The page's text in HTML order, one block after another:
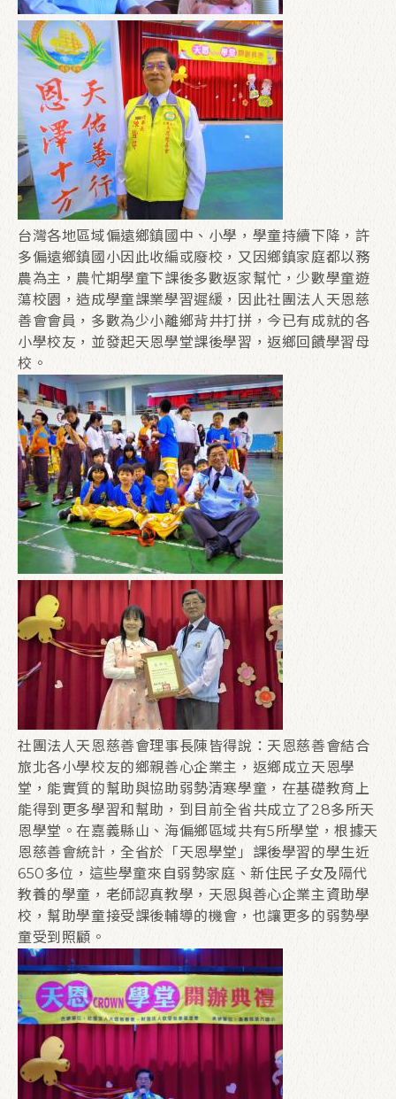
台灣各地區域偏遠鄉鎮國中、小學，學童持續下降，許
多偏遠鄉鎮國小因此收編或廢校，又因鄉鎮家庭都以務
農為主，農忙期學童下課後多數返家幫忙，少數學童遊
蕩校園，造成學童課業學習遲緩，因此社團法人天恩慈
善會會員，多數為少小離鄉背井打拼，今已有成就的各
小學校友，並發起天恩學堂課後學習，返鄉回饋學習母
校。
社團法人天恩慈善會理事長陳皆得說：天恩慈善會結合
旅北各小學校友的鄉親善心企業主，返鄉成立天恩學
堂，能實質的幫助與協助弱勢清寒學童，在基礎教育上
能得到更多學習和幫助，到目前全省共成立了28多所天
恩學堂。在嘉義縣山、海偏鄉區域共有5所學堂，根據天
恩慈善會統計，全省於「天恩學堂」課後學習的學生近
650多位，這些學童來自弱勢家庭、新住民子女及隔代
教養的學童，老師認真教學，天恩與善心企業主資助學
校，幫助學童接受課後輔導的機會，也讓更多的弱勢學
童受到照顧。